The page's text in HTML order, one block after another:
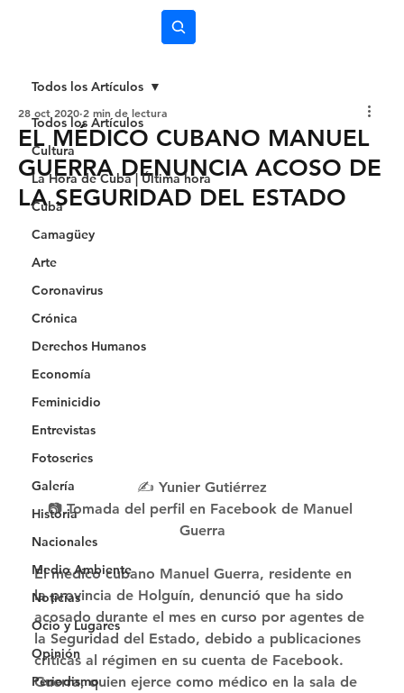
Todos los Artículos
Cultura
La Hora de Cuba | Última hora
Cuba
Camagüey
Arte
Coronavirus
Crónica
Derechos Humanos
Economía
Feminicidio
Entrevistas
Fotoseries
Galería
Historia
Nacionales
Medio Ambiente
Noticias
Ocio y Lugares
Opinión
Periodismo
Todos los Artículos
EL MÉDICO CUBANO MANUEL
GUERRA DENUNCIA ACOSO DE
LA SEGURIDAD DEL ESTADO
28 oct 2020 2 min de lectura
✍️ Yunier Gutiérrez
📷 Tomada del perfil en Facebook de Manuel
Guerra
El médico cubano Manuel Guerra, residente en
la provincia de Holguín, denunció que ha sido
acosado durante el mes en curso por agentes de
la Seguridad del Estado, debido a publicaciones
críticas al régimen en su cuenta de Facebook.
Guerra, quien ejerce como médico en la sala de